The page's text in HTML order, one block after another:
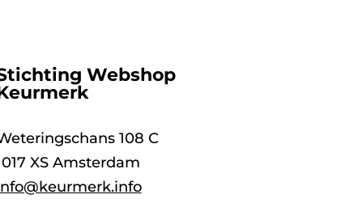
Webshop
108 C
XS Amsterdam